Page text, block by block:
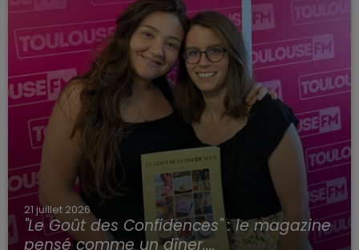
21 juillet 2026
"Le Goût des Confidences" : le magazine
pensé comme un dîner,...